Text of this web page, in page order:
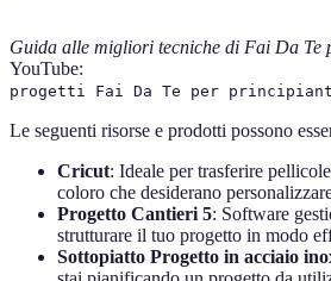
Guida alle migliori tecniche di Fai Da Te
YouTube:
progetti Fai Da Te per
Le seguenti risorse e prodotti possono
Cricut: Ideale per trasferire
coloro che desiderano
Progetto Cantieri 5: Software
strutturare il tuo progetto in modo
Sottopiatto Progetto in acciaio